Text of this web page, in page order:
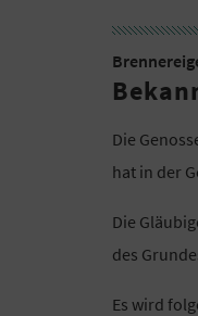
Die
hat in der
Die
des
Es wird